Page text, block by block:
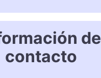
de
contacto